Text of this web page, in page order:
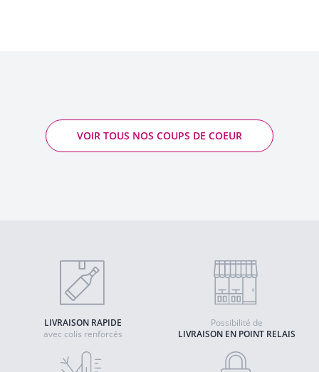
VOIR TOUS NOS COUPS DE COEUR
LIVRAISON RAPIDE
avec colis renforcés
LIVRAISON EN POINT RELAIS
Possibilité de